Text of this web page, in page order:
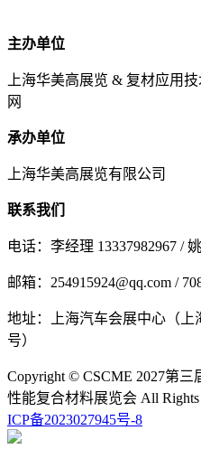
主办单位
上海华美高展览 & 复材应用技
网
承办单位
上海华美高展览有限公司
联系我们
电话：李经理 13337982967 /
邮箱：254915924@qq.com /
地址：上海汽车会展中心（上
号）
Copyright © CSCME 2027第三
性能复合材料展览会 All Rights
ICP备2023027945号-8